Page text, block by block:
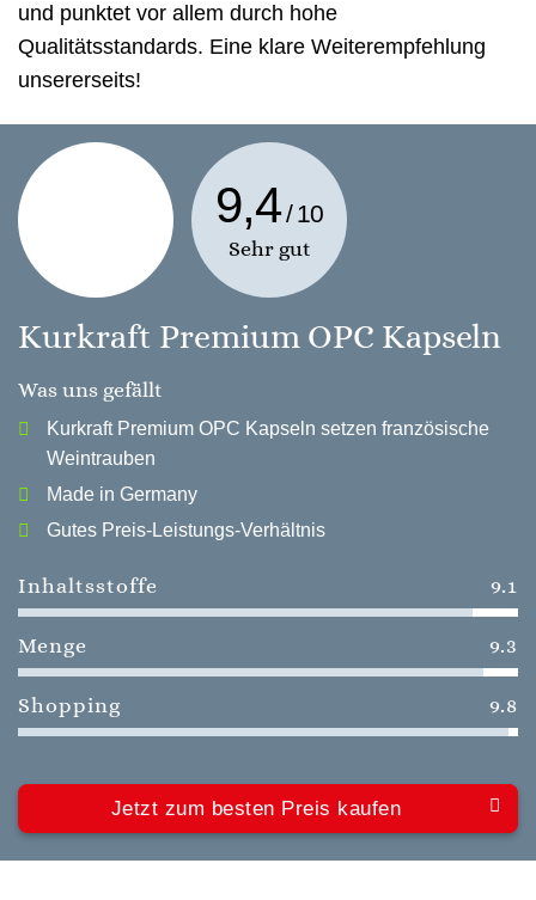
und punktet vor allem durch hohe
Qualitätsstandards. Eine klare Weiterempfehlung
unsererseits!
Kurkraft Premium OPC Kapseln
Was uns gefällt
Kurkraft Premium OPC Kapseln setzen französische
Weintrauben
Made in Germany
Gutes Preis-Leistungs-Verhältnis
Inhaltsstoffe 9.1
Menge 9.3
Shopping 9.8
9,4
Sehr gut
Jetzt zum besten Preis kaufen